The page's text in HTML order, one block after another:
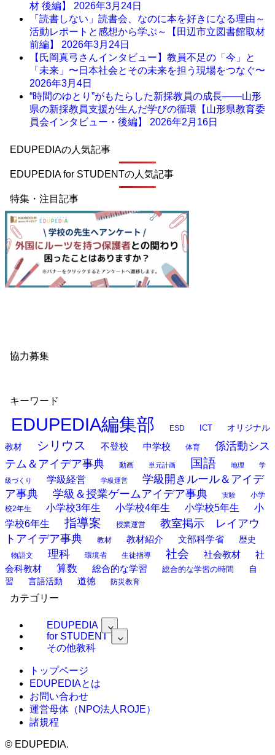
材 後編】 2026年3月24日
「読書しない」読書会、なのに本を好きになる理由～
活動レポートと感想から学ぶ～【田辺市立図書館取材
前編】 2026年3月24日
【氏岡真弓さんインタビュー】教員不足の「今」と
「未来」〜日本社会とその未来を担う現場をつなぐ〜
2026年3月4日
“時間のゆとり”がもたらした新採教員の成長――山形
県の新採教員支援が生んだ学びの循環【山形県教育委
員会インタビュー・後編】 2026年2月16日
EDUPEDIAの人気記事
EDUPEDIA for STUDENTの人気記事
特集・注目記事
協力募集
キーワード
EDUPEDIA編集部 ESD ICT
オリジナル
教材
シリウス 不登校 中学校 体育
係活動シス
テム＆アイデア事典
動画 単元計画 国語 地理 学
級づくり 学級経営 学級運営
学級開きルール＆アイデ
ア事典
学級＆授業ゲームアイデア事典 実験
小学
校2年生
小学校3年生 小学校4年生 小学校5年生
小
学校6年生
指導案 授業運営
教室掲示 レイアウ
トアイデア事典
教材 教材紹介 文部科学省 歴史
物語文 理科 環境省 生徒指導 社会 社会教材
社
会科教材
算数 総合的な学習 総合的な学習の時間
自
習
言語活動 道徳 防災教育
カテゴリー
EDUPEDIA
for STUDENT
その他教科
トップページ
EDUPEDIAとは
お問い合わせ
運営母体（NPO法人ROJE）
諸規程
© EDUPEDIA.